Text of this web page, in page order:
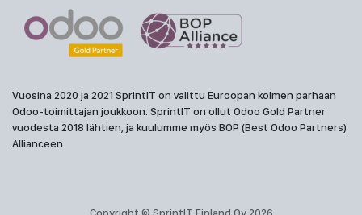
Vuosina 2020 ja 2021 SprintIT on valittu Euroopan kolmen parhaan
Odoo-toimittajan joukkoon. SprintIT on ollut Odoo Gold Partner
vuodesta 2018 lähtien, ja kuulumme myös BOP (Best Odoo Partners)
Allianceen.
Copyright © SprintIT Finland Oy 2026